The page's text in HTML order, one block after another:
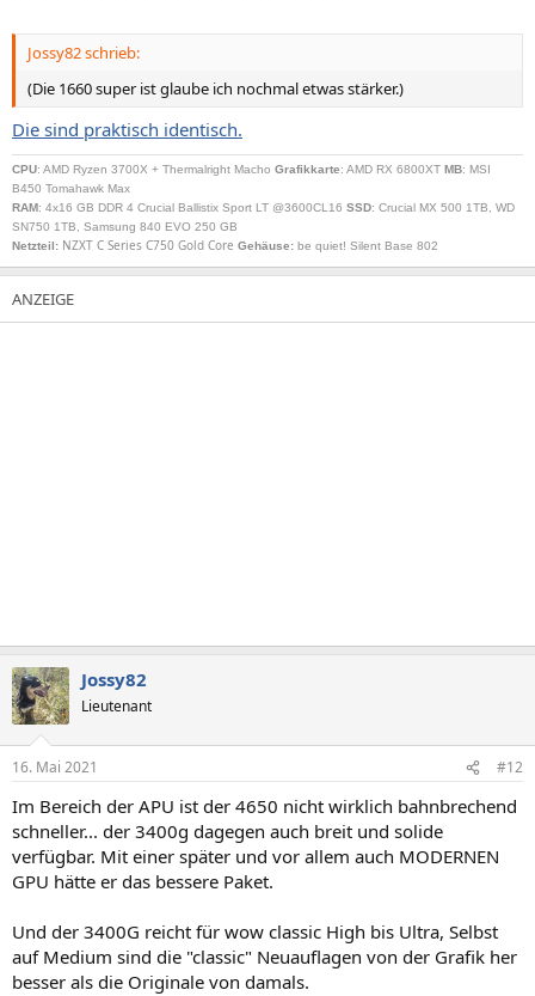
Jossy82 schrieb:
(Die 1660 super ist glaube ich nochmal etwas stärker.)
Die sind praktisch identisch.
CPU: AMD Ryzen 3700X + Thermalright Macho Grafikkarte: AMD RX 6800XT MB: MSI
B450 Tomahawk Max
RAM: 4x16 GB DDR 4 Crucial Ballistix Sport LT @3600CL16 SSD: Crucial MX 500 1TB, WD
SN750 1TB, Samsung 840 EVO 250 GB
Netzteil: NZXT C Series C750 Gold Core Gehäuse: be quiet! Silent Base 802
Jossy82
Lieutenant
16. Mai 2021 #12
Im Bereich der APU ist der 4650 nicht wirklich bahnbrechend
schneller... der 3400g dagegen auch breit und solide
verfügbar. Mit einer später und vor allem auch MODERNEN
GPU hätte er das bessere Paket.
Und der 3400G reicht für wow classic High bis Ultra, Selbst
auf Medium sind die "classic" Neuauflagen von der Grafik her
besser als die Originale von damals.